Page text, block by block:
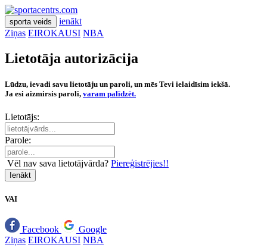
sporta veids
ienākt
Ziņas EIROKAUSI NBA
Lietotāja autorizācija
Lūdzu, ievadi savu lietotāju un paroli, un mēs Tevi ielaidīsim iekšā.
Ja esi aizmirsis paroli, varam palīdzēt.
Lietotājs:
Parole:
Vēl nav sava lietotājvārda? Piereģistrējies!!
Ienākt
VAI
Facebook
Google
Ziņas EIROKAUSI NBA